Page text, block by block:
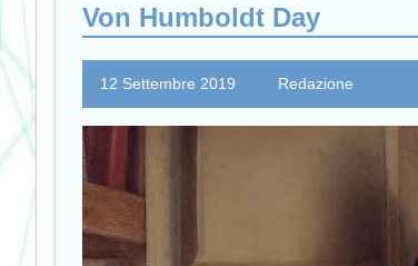
Von Humboldt Day
12 Settembre 2019 Redazione